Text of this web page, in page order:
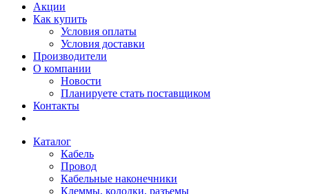
Акции
Как купить
Условия оплаты
Условия доставки
Производители
О компании
Новости
Планируете стать поставщиком
Контакты
Каталог
Кабель
Провод
Кабельные наконечники
Клеммы, колодки, разъемы